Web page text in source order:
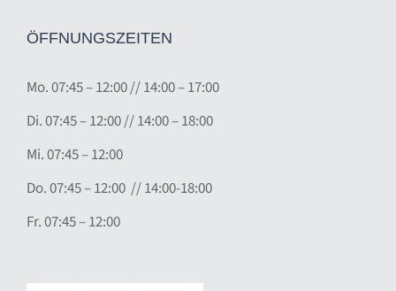
ÖFFNUNGSZEITEN
Mo.07:45 – 12:00//14:00 – 17:00
Di. 07:45 – 12:00 // 14:00 – 18:00
Mi. 07:45 – 12:00
Do. 07:45 – 12:00 // 14:00-18:00
Fr. 07:45 – 12:00